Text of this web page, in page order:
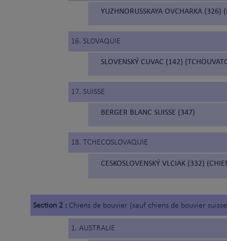
YUZHNORUSSKAYA OVCHARKA (326)
16. SLOVAQUIE
SLOVENSKÝ CUVAC (142)
17. SUISSE
BERGER BLANC SUISSE (347)
18. TCHECOSLOVAQUIE
CESKOSLOVENSKÝ VLCIAK (332)
Section 2 : Chiens de bouvier (sauf chiens de bouvier
1. AUSTRALIE